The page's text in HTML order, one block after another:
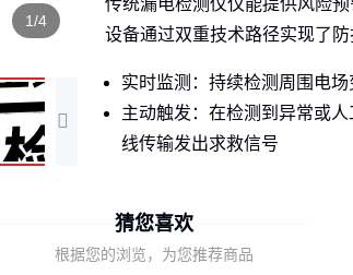
1/4
传统漏电检测仪仅能提供风险
设备通过双重技术路径实现了防
实时监测：持续检测周围电
主动触发：在检测到异常或
线传输发出求救信号
时，设备仍能自动触发呼救功
盲区。
猜您喜欢
根据您的浏览，为您推荐商品